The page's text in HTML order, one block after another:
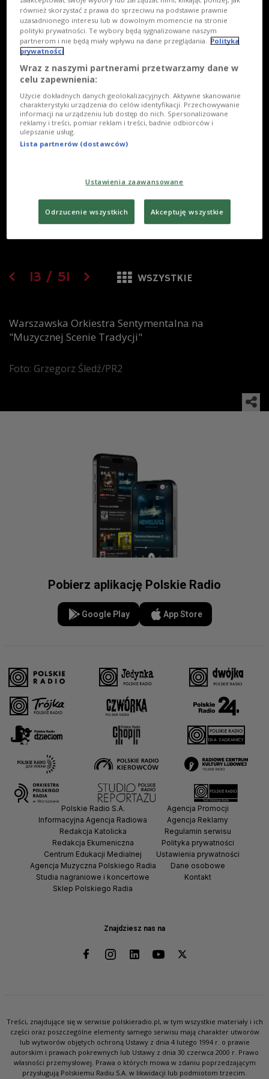
13 / 51 WSZYSTKIE
Warszawska Orkiestra Sentymentalna na
"Muzycznej Scenie Tradycji"
Foto: Grzegorz Śledź/PR2
Pobierz aplikację Polskie Radio
Google Play App Store
Znajdziesz nas na
Polskie Radio S.A.
Informacyjna Agencja Radiowa
Redakcja Katolicka
Redakcja Ekumeniczna
Centrum Edukacji Medialnej
Agencja Muzyczna Polskiego Radia
Studia nagraniowe i koncertowe
Sklep Polskiego Radia
Agencja Promocji
Agencja Reklamy
Regulamin serwisu
Polityka prywatności
Ustawienia prywatności
Dane osobowe
Kontakt
Treści, znajdujące się w serwisie polskieradio.pl, w tym wszystkie materiały i ich
części oraz poszczególne elementy samego serwisu mają charakter utworów
lub wytworów objętych ochroną Ustawy z dnia 4 lutego 1994 r. o prawie
autorskim i prawach pokrewnych lub Ustawy z dnia 30 czerwca 2000 r. Prawo
własności przemysłowej. Prawa o których mowa w zdaniu poprzedzającym
przysługują Polskiemu Radiu S.A. w likwidacji lub podmiotom trzecim.
również skorzystać z prawa do sprzeciwu na podstawie prawnie
uzasadnionego interesu lub w dowolnym momencie na stronie
polityki prywatności. Te wybory będą sygnalizowane naszym
partnerom i nie będą miały wpływu na dane przeglądania.
Polityka
prywatności
Wraz z naszymi partnerami przetwarzamy dane w
celu zapewnienia:
Użycie dokładnych danych geolokalizacyjnych. Aktywne skanowanie
charakterystyki urządzenia do celów identyfikacji. Przechowywanie
informacji na urządzeniu lub dostęp do nich. Spersonalizowane
reklamy i treści, pomiar reklam i treści, badnie odbiorców i
ulepszanie usług.
Lista partnerów (dostawców)
Ustawienia zaawansowane
Odrzucenie wszystkich Akceptuję wszystkie